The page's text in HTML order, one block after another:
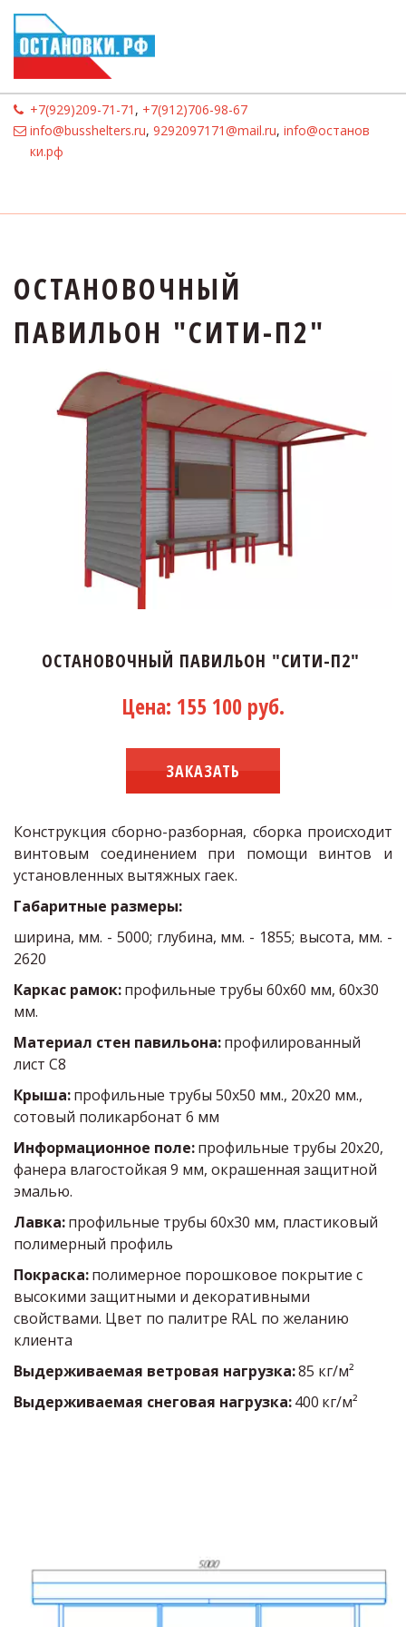
+7(929)209-71-71 , +7(912)706-98-67
info@busshelters.ru, 9292097171@mail.ru, info@останов
ки.рф
ОСТАНОВОЧНЫЙ
ПАВИЛЬОН "СИТИ-П2"
ОСТАНОВОЧНЫЙ ПАВИЛЬОН "СИТИ-П2"
Цена: 155 100 руб.
ЗАКАЗАТЬ
Конструкция сборно-разборная, сборка происходит
винтовым соединением при помощи винтов и
установленных вытяжных гаек.
Габаритные размеры:
ширина, мм. - 5000; глубина, мм. - 1855; высота, мм. -
2620
Каркас рамок: профильные трубы 60х60 мм, 60х30
мм.
Материал стен павильона: профилированный
лист С8
Крыша: профильные трубы 50х50 мм., 20х20 мм.,
сотовый поликарбонат 6 мм
Информационное поле: профильные трубы 20х20,
фанера влагостойкая 9 мм, окрашенная защитной
эмалью.
Лавка: профильные трубы 60х30 мм, пластиковый
полимерный профиль
Покраска: полимерное порошковое покрытие с
высокими защитными и декоративными
свойствами. Цвет по палитре RAL по желанию
клиента
Выдерживаемая ветровая нагрузка:85 кг/м²
Выдерживаемая снеговая нагрузка:400 кг/м²